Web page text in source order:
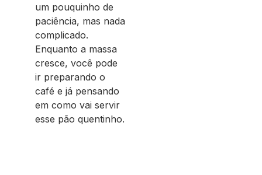
um pouquinho de
paciência, mas nada
complicado.
Enquanto a massa
cresce, você pode
ir preparando o
café e já pensando
em como vai servir
esse pão quentinho.